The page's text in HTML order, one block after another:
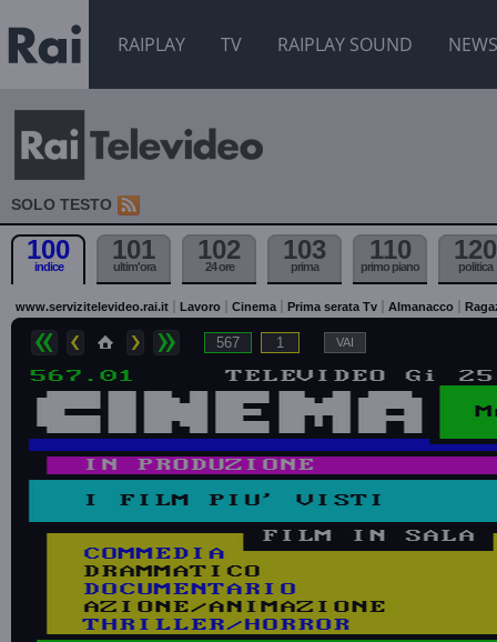
RAIPLAY TV RAIPLAY SOUND NEWS
SOLO TESTO
100
indice
101
ultim'ora
102
24 ore
103
prima
110
primo piano
120
politica
www.servizitelevideo.rai.it Lavoro Cinema Prima serata Tv Almanacco